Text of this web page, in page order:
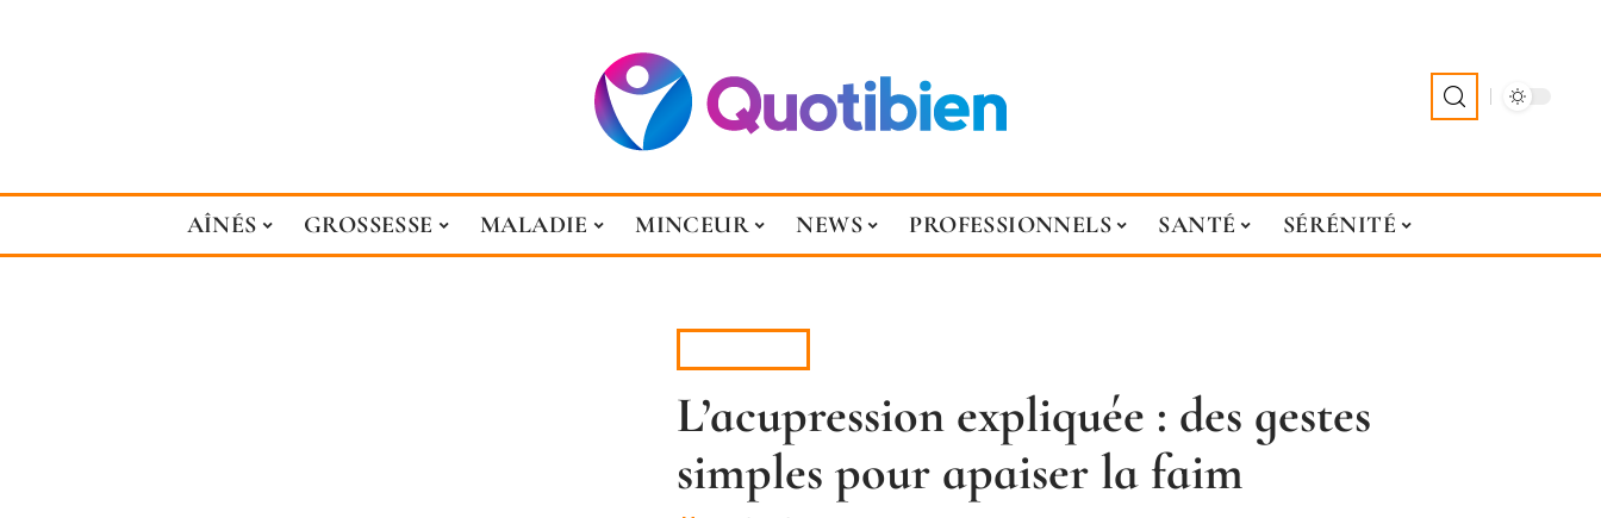
AÎNÉS GROSSESSE MALADIE MINCEUR NEWS PROFESSIONNELS SANTÉ SÉRÉNITÉ
L’acupression expliquée : des gestes
simples pour apaiser la faim